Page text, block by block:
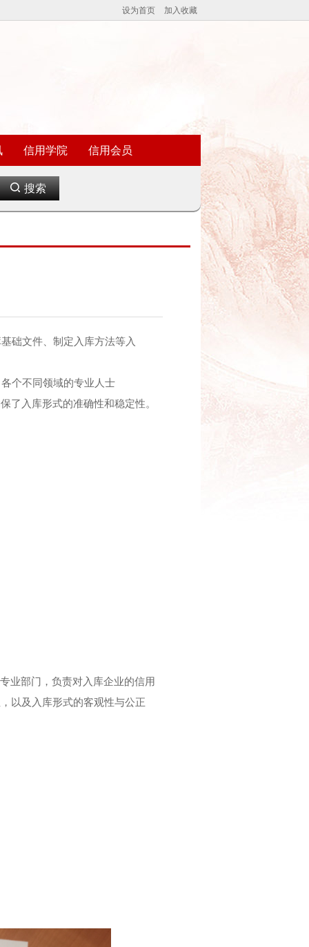
设为首页 加入收藏
信用学院 信用会员
搜索
础文件、制定入库方法等入
个不同领域的专业人士
了入库形式的准确性和稳定性。
业部门，负责对入库企业的信用
以及入库形式的客观性与公正